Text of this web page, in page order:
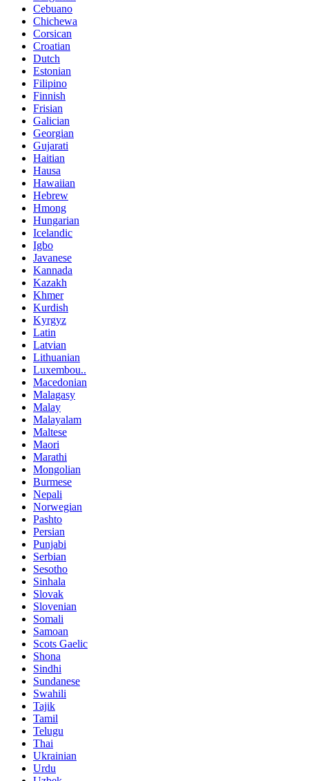
Cebuano
Chichewa
Corsican
Croatian
Dutch
Estonian
Filipino
Finnish
Frisian
Galician
Georgian
Gujarati
Haitian
Hausa
Hawaiian
Hebrew
Hmong
Hungarian
Icelandic
Igbo
Javanese
Kannada
Kazakh
Khmer
Kurdish
Kyrgyz
Latin
Latvian
Lithuanian
Luxembou..
Macedonian
Malagasy
Malay
Malayalam
Maltese
Maori
Marathi
Mongolian
Burmese
Nepali
Norwegian
Pashto
Persian
Punjabi
Serbian
Sesotho
Sinhala
Slovak
Slovenian
Somali
Samoan
Scots Gaelic
Shona
Sindhi
Sundanese
Swahili
Tajik
Tamil
Telugu
Thai
Ukrainian
Urdu